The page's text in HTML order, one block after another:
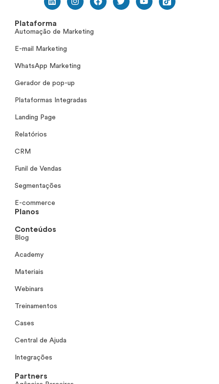
Plataforma
Automação de Marketing
E-mail Marketing
WhatsApp Marketing
Gerador de pop-up
Plataformas Integradas
Landing Page
Relatórios
CRM
Funil de Vendas
Segmentações
E-commerce
Planos
Conteúdos
Blog
Academy
Materiais
Webinars
Treinamentos
Cases
Central de Ajuda
Integrações
Partners